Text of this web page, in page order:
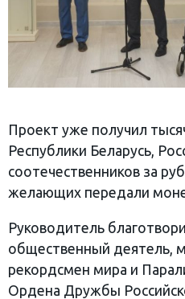
Проект уже получил
Республики Беларусь,
соотечественников за
желающих передали
Руководитель
общественный деятель,
рекордсмен мира и
Ордена Дружбы